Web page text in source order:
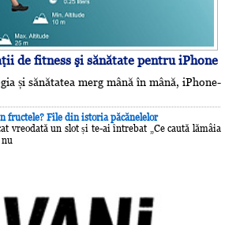
de fitness şi sănătate pentru iPhone
și sănătatea merg mână în mână, iPhone-
fructele? File din istoria păcănelelor
vreodată un slot și te-ai întrebat „Ce caută lămâia
nu